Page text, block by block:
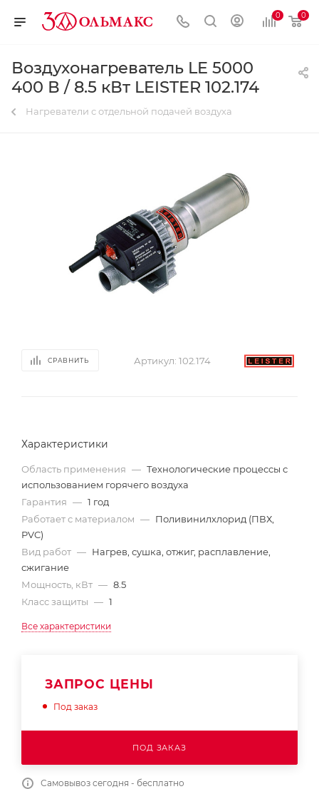
0 0
Воздухонагреватель LE 5000
400 В / 8.5 кВт LEISTER 102.174
Нагреватели с отдельной подачей воздуха
СРАВНИТЬ Артикул: 102.174
Характеристики
Область применения — Технологические процессы с
использованием горячего воздуха
Гарантия — 1 год
Работает с материалом — Поливинилхлорид (ПВХ,
PVC)
Вид работ — Нагрев, сушка, отжиг, расплавление,
сжигание
Мощность, кВт — 8.5
Класс защиты — 1
Все характеристики
ЗАПРОС ЦЕНЫ
Под заказ
ПОД ЗАКАЗ
Самовывоз сегодня - бесплатно